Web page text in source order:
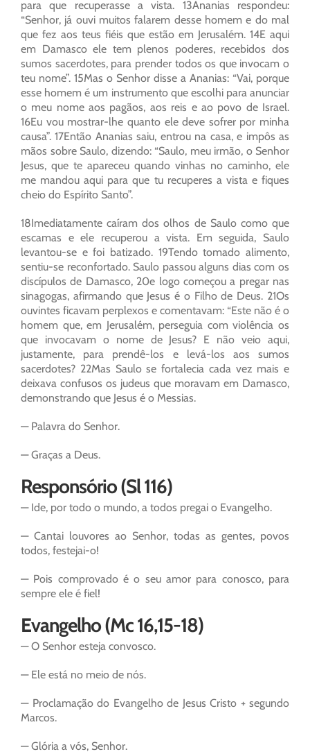
para que recuperasse a vista. 13Ananias respondeu:
“Senhor, já ouvi muitos falarem desse homem e do mal
que fez aos teus fiéis que estão em Jerusalém. 14E aqui
em Damasco ele tem plenos poderes, recebidos dos
sumos sacerdotes, para prender todos os que invocam o
teu nome”. 15Mas o Senhor disse a Ananias: “Vai, porque
esse homem é um instrumento que escolhi para anunciar
o meu nome aos pagãos, aos reis e ao povo de Israel.
16Eu vou mostrar-lhe quanto ele deve sofrer por minha
causa”. 17Então Ananias saiu, entrou na casa, e impôs as
mãos sobre Saulo, dizendo: “Saulo, meu irmão, o Senhor
Jesus, que te apareceu quando vinhas no caminho, ele
me mandou aqui para que tu recuperes a vista e fiques
cheio do Espírito Santo”.
18Imediatamente caíram dos olhos de Saulo como que
escamas e ele recuperou a vista. Em seguida, Saulo
levantou-se e foi batizado. 19Tendo tomado alimento,
sentiu-se reconfortado. Saulo passou alguns dias com os
discípulos de Damasco, 20e logo começou a pregar nas
sinagogas, afirmando que Jesus é o Filho de Deus. 21Os
ouvintes ficavam perplexos e comentavam: “Este não é o
homem que, em Jerusalém, perseguia com violência os
que invocavam o nome de Jesus? E não veio aqui,
justamente, para prendê-los e levá-los aos sumos
sacerdotes? 22Mas Saulo se fortalecia cada vez mais e
deixava confusos os judeus que moravam em Damasco,
demonstrando que Jesus é o Messias.
— Palavra do Senhor.
— Graças a Deus.
Responsório (Sl 116)
— Ide, por todo o mundo, a todos pregai o Evangelho.
— Cantai louvores ao Senhor, todas as gentes, povos
todos, festejai-o!
— Pois comprovado é o seu amor para conosco, para
sempre ele é fiel!
Evangelho (Mc 16,15-18)
— O Senhor esteja convosco.
— Ele está no meio de nós.
— Proclamação do Evangelho de Jesus Cristo + segundo
Marcos.
— Glória a vós, Senhor.